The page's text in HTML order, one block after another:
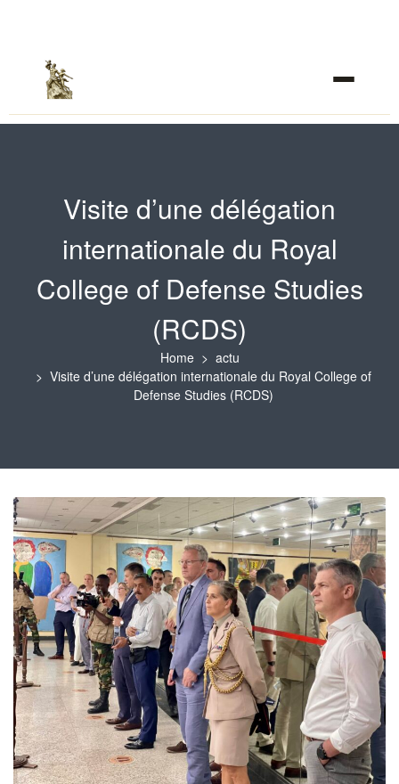
Visite d’une délégation
internationale du Royal
College of Defense Studies
(RCDS)
Home
actu
Visite d’une délégation internationale du Royal College of
Defense Studies (RCDS)